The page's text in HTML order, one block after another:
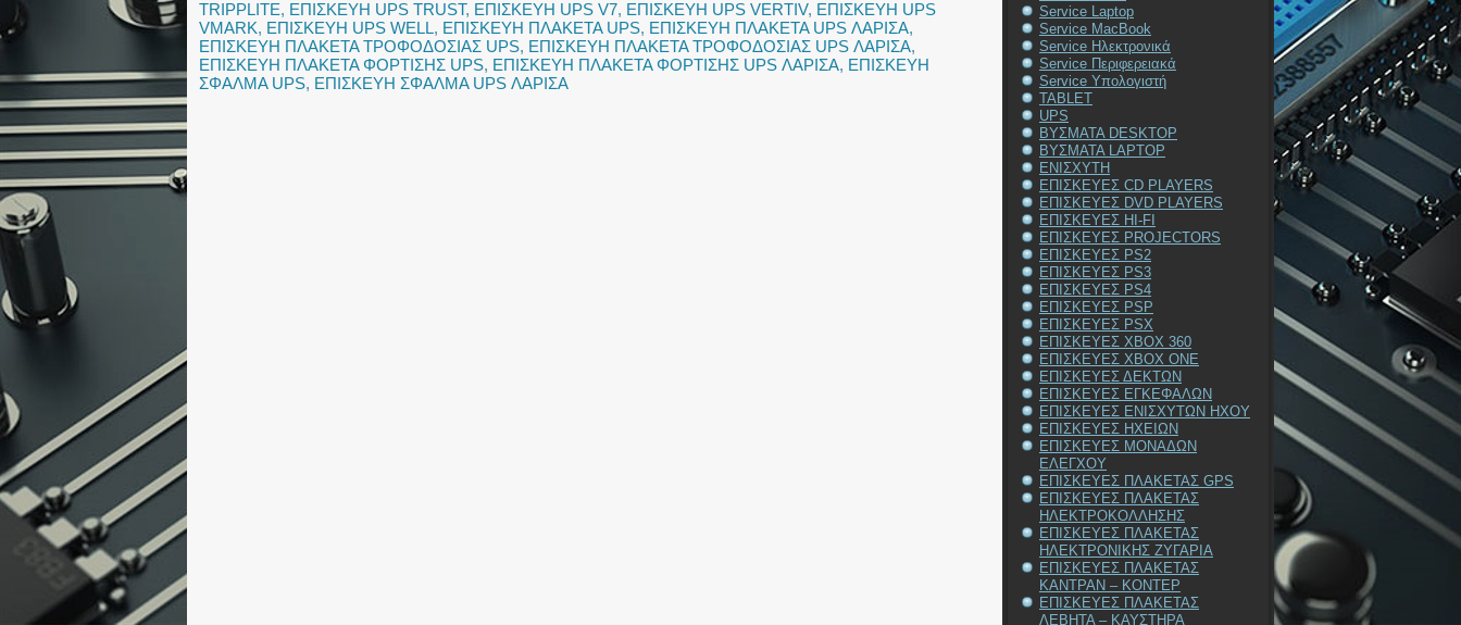
TRIPPLITE, ΕΠΙΣΚΕΥΗ UPS TRUST, ΕΠΙΣΚΕΥΗ UPS V7, ΕΠΙΣΚΕΥΗ UPS VERTIV, ΕΠΙΣΚΕΥΗ UPS
VMARK, ΕΠΙΣΚΕΥΗ UPS WELL, ΕΠΙΣΚΕΥΗ ΠΛΑΚΕΤΑ UPS, ΕΠΙΣΚΕΥΗ ΠΛΑΚΕΤΑ UPS ΛΑΡΙΣΑ,
ΕΠΙΣΚΕΥΗ ΠΛΑΚΕΤΑ ΤΡΟΦΟΔΟΣΙΑΣ UPS, ΕΠΙΣΚΕΥΗ ΠΛΑΚΕΤΑ ΤΡΟΦΟΔΟΣΙΑΣ UPS ΛΑΡΙΣΑ,
ΕΠΙΣΚΕΥΗ ΠΛΑΚΕΤΑ ΦΟΡΤΙΣΗΣ UPS, ΕΠΙΣΚΕΥΗ ΠΛΑΚΕΤΑ ΦΟΡΤΙΣΗΣ UPS ΛΑΡΙΣΑ, ΕΠΙΣΚΕΥΗ
ΣΦΑΛΜΑ UPS, ΕΠΙΣΚΕΥΗ ΣΦΑΛΜΑ UPS ΛΑΡΙΣΑ
Service Laptop
Service MacBook
Service Ηλεκτρονικά
Service Περιφερειακά
Service Υπολογιστή
TABLET
UPS
ΒΥΣΜΑΤΑ DESKTOP
ΒΥΣΜΑΤΑ LAPTOP
ΕΝΙΣΧΥΤΗ
ΕΠΙΣΚΕΥΕΣ CD PLAYERS
ΕΠΙΣΚΕΥΕΣ DVD PLAYERS
ΕΠΙΣΚΕΥΕΣ HI-FI
ΕΠΙΣΚΕΥΕΣ PROJECTORS
ΕΠΙΣΚΕΥΕΣ PS2
ΕΠΙΣΚΕΥΕΣ PS3
ΕΠΙΣΚΕΥΕΣ PS4
ΕΠΙΣΚΕΥΕΣ PSP
ΕΠΙΣΚΕΥΕΣ PSX
ΕΠΙΣΚΕΥΕΣ XBOX 360
ΕΠΙΣΚΕΥΕΣ XBOX ONE
ΕΠΙΣΚΕΥΕΣ ΔΕΚΤΩΝ
ΕΠΙΣΚΕΥΕΣ ΕΓΚΕΦΑΛΩΝ
ΕΠΙΣΚΕΥΕΣ ΕΝΙΣΧΥΤΩΝ ΗΧΟΥ
ΕΠΙΣΚΕΥΕΣ ΗΧΕΙΩΝ
ΕΠΙΣΚΕΥΕΣ ΜΟΝΑΔΩΝ
ΕΛΕΓΧΟΥ
ΕΠΙΣΚΕΥΕΣ ΠΛΑΚΕΤΑΣ GPS
ΕΠΙΣΚΕΥΕΣ ΠΛΑΚΕΤΑΣ
ΗΛΕΚΤΡΟΚΟΛΛΗΣΗΣ
ΕΠΙΣΚΕΥΕΣ ΠΛΑΚΕΤΑΣ
ΗΛΕΚΤΡΟΝΙΚΗΣ ΖΥΓΑΡΙΑ
ΕΠΙΣΚΕΥΕΣ ΠΛΑΚΕΤΑΣ
ΚΑΝΤΡΑΝ – ΚΟΝΤΕΡ
ΕΠΙΣΚΕΥΕΣ ΠΛΑΚΕΤΑΣ
ΛΕΒΗΤΑ – ΚΑΥΣΤΗΡΑ